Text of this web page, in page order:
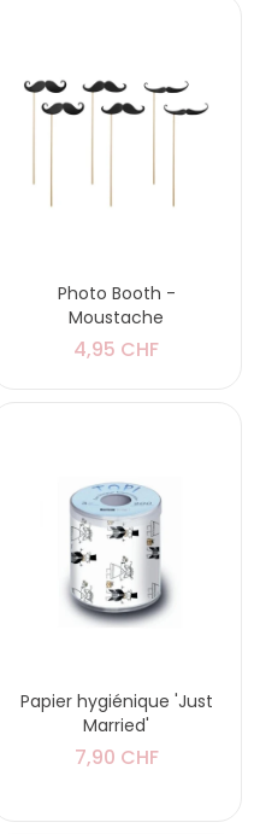
Photo Booth -
Moustache
4,95 CHF
Papier hygiénique 'Just
Married'
7,90 CHF